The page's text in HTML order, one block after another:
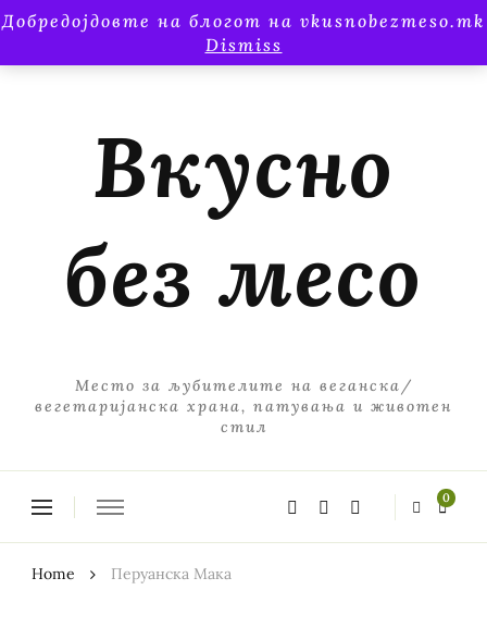
Добредојдовте на блогот на vkusnobezmeso.mk
Dismiss
Вкусно
без месо
Место за љубителите на веганска/
вегетаријанска храна, патувања и животен
стил
0
Home Перуанска Мака